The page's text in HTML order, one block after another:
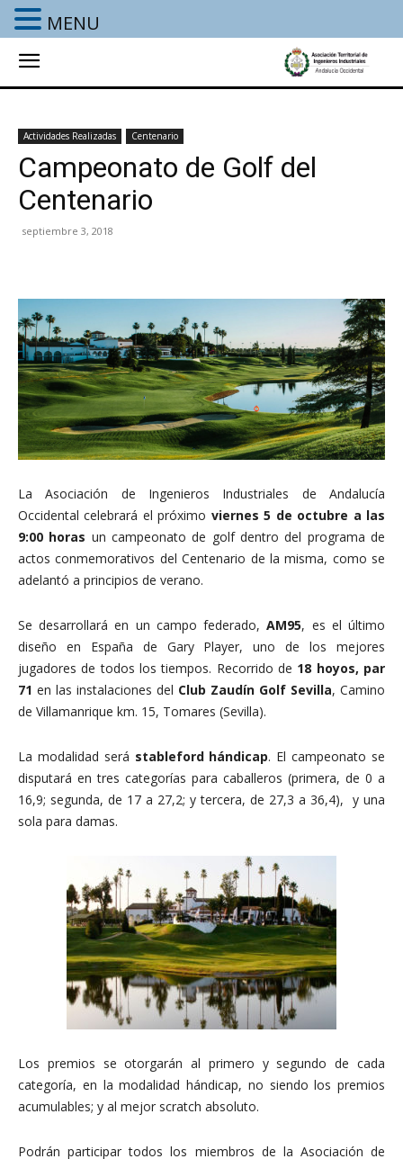
Actividades Realizadas Centenario
Campeonato de Golf del
Centenario
septiembre 3, 2018
La Asociación de Ingenieros Industriales de Andalucía
Occidental celebrará el próximo viernes 5 de octubre a las
9:00 horas un campeonato de golf dentro del programa de
actos conmemorativos del Centenario de la misma, como se
adelantó a principios de verano.
Se desarrollará en un campo federado,AM95, es el último
diseño en España de Gary Player, uno de los mejores
jugadores de todos los tiempos. Recorrido de 18 hoyos, par
71 en las instalaciones del Club Zaudín Golf Sevilla, Camino
de Villamanrique km. 15, Tomares (Sevilla).
La modalidad será stableford hándicap. El campeonato se
disputará en tres categorías para caballeros (primera, de 0 a
16,9; segunda, de 17 a 27,2; y tercera, de 27,3 a 36,4), y una
sola para damas.
Los premios se otorgarán al primero y segundo de cada
categoría, en la modalidad hándicap, no siendo los premios
acumulables; y al mejor scratch absoluto.
Podrán participar todos los miembros de la Asociación de
MENU